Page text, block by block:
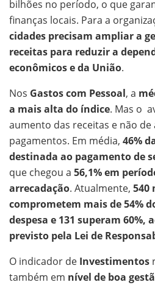
bilhões no período, o que
finanças locais. Para a
cidades precisam ampliar a
receitas para reduzir a
econômicos e da União.
Nos Gastos com Pessoal, a
a mais alta do índice. Mas o
aumento das receitas e não
pagamentos. Em média, 46%
destinada ao pagamento de
que chegou a 56,1% em
arrecadação. Atualmente, 540
comprometem mais de 54%
despesa e 131 superam 60%,
previsto pela Lei de
O indicador de Investimentos
também em nível de boa